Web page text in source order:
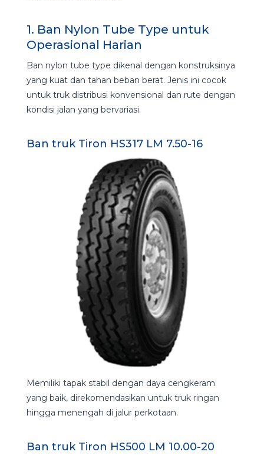
1. Ban Nylon Tube Type untuk
Operasional Harian
Ban nylon tube type dikenal dengan konstruksinya
yang kuat dan tahan beban berat. Jenis ini cocok
untuk truk distribusi konvensional dan rute dengan
kondisi jalan yang bervariasi.
Ban truk Tiron HS317 LM 7.50-16
Memiliki tapak stabil dengan daya cengkeram
yang baik, direkomendasikan untuk truk ringan
hingga menengah di jalur perkotaan.
Ban truk Tiron HS500 LM 10.00-20